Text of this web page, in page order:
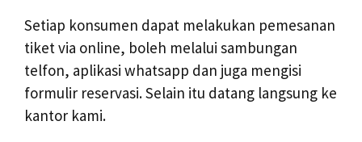
Setiap konsumen dapat melakukan pemesanan
tiket via online, boleh melalui sambungan
telfon, aplikasi whatsapp dan juga mengisi
formulir reservasi. Selain itu datang langsung ke
kantor kami.